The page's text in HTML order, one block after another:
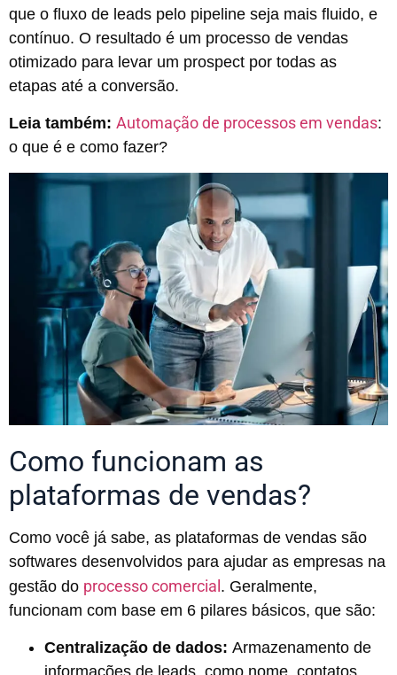
que o fluxo de leads pelo pipeline seja mais fluido, e
contínuo. O resultado é um processo de vendas
otimizado para levar um prospect por todas as
etapas até a conversão.
Leia também: Automação de processos em vendas:
o que é e como fazer?
Como funcionam as
plataformas de vendas?
Como você já sabe, as plataformas de vendas são
softwares desenvolvidos para ajudar as empresas na
gestão do processo comercial . Geralmente,
funcionam com base em 6 pilares básicos, que são:
Centralização de dados: Armazenamento de
informações de leads, como nome, contatos,